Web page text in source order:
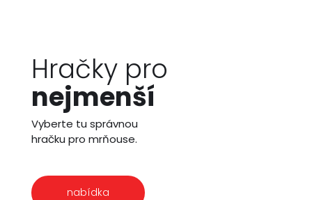
Hračky pro
nejmenší
Vyberte tu správnou
hračku pro mrňouse.
nabídka